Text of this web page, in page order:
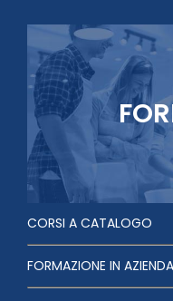
CORSI A CATALOGO
FORMAZIONE IN AZIENDA